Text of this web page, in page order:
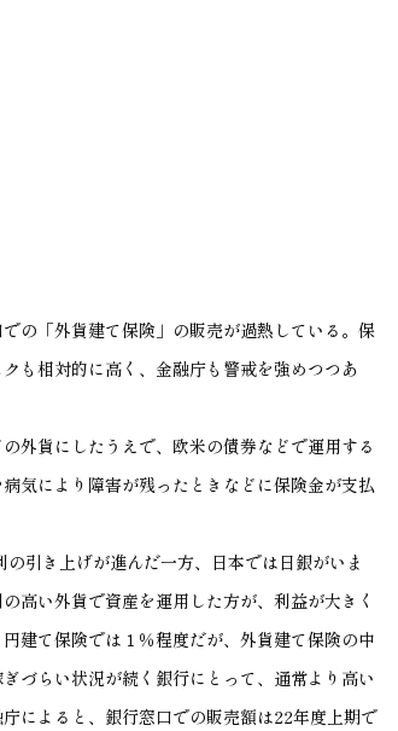
の「外貨建て保険」の販売が過熱している。保
も相対的に高く、金融庁も警戒を強めつつあ
外貨にしたうえで、欧米の債券などで運用する
気により障害が残ったときなどに保険金が支払
引き上げが進んだ一方、日本では日銀がいま
高い外貨で資産を運用した方が、利益が大きく
建て保険では１％程度だが、外貨建て保険の中
づらい状況が続く銀行にとって、通常より高い
によると、銀行窓口での販売額は22年度上期で